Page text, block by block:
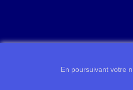
En poursuivant votre